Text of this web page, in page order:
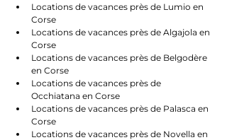
Locations de vacances près de Lumio en
Corse
Locations de vacances près de Algajola en
Corse
Locations de vacances près de Belgodère
en Corse
Locations de vacances près de
Occhiatana en Corse
Locations de vacances près de Palasca en
Corse
Locations de vacances près de Novella en